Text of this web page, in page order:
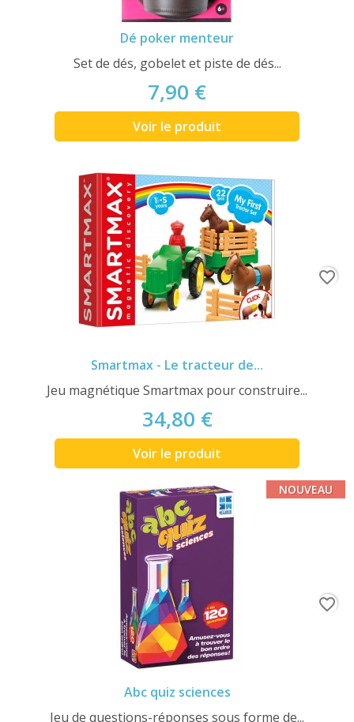
Dé poker menteur
Set de dés, gobelet et piste de dés...
7,90 €
Voir le produit
Smartmax - Le tracteur de...
Jeu magnétique Smartmax pour construire...
34,80 €
Voir le produit
favorite_border
Abc quiz sciences
Jeu de questions-réponses sous forme de...
NOUVEAU
favorite_border